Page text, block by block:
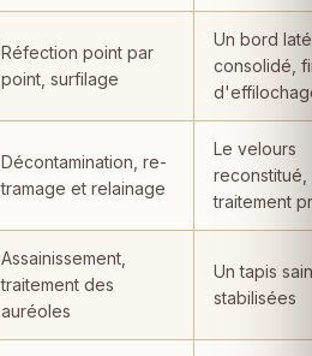
Réfection point par
point, surfilage
Un bord
consolidé,
Décontamination, re-
tramage et relainage
Le velours
reconstitué,
traitement
Assainissement,
traitement des
auréoles
Un tapis
stabilisées